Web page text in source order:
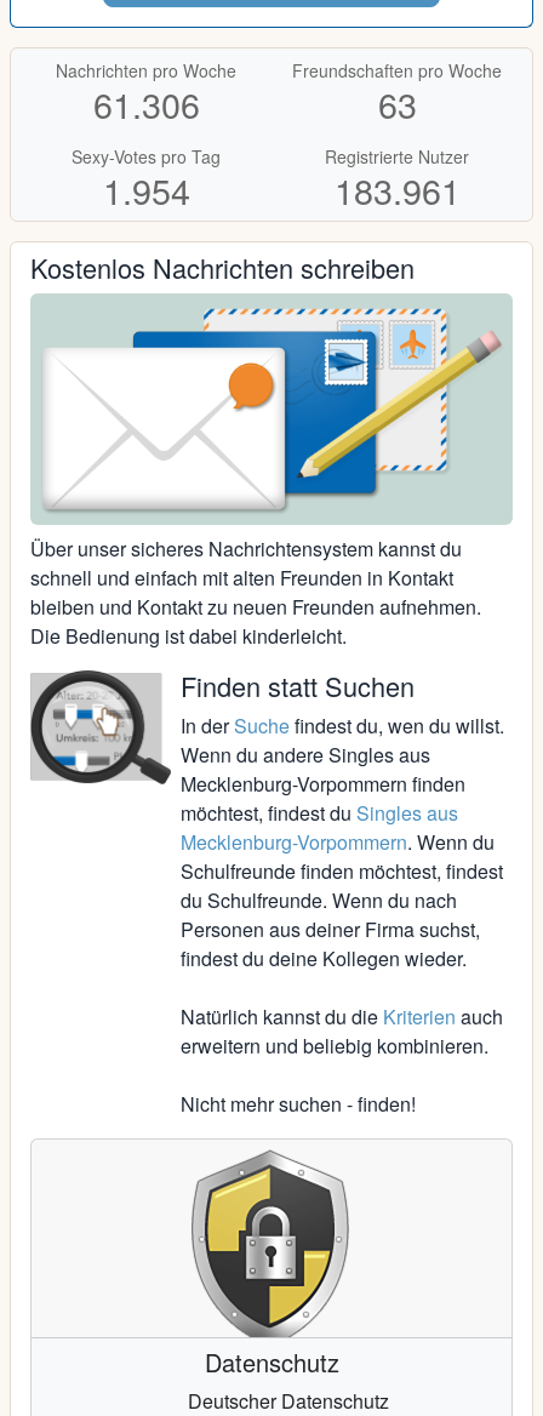
Nachrichten pro Woche
61.306
Freundschaften pro Woche
63
Sexy-Votes pro Tag
1.954
Registrierte Nutzer
183.961
Kostenlos Nachrichten schreiben
Über unser sicheres Nachrichtensystem kannst du
schnell und einfach mit alten Freunden in Kontakt
bleiben und Kontakt zu neuen Freunden aufnehmen.
Die Bedienung ist dabei kinderleicht.
Finden statt Suchen
In derSuchefindest du, wen du willst.
Wenn du andere Singles aus
Mecklenburg-Vorpommern finden
möchtest, findest du Singles aus
Mecklenburg-Vorpommern. Wenn du
Schulfreunde finden möchtest, findest
du Schulfreunde. Wenn du nach
Personen aus deiner Firma suchst,
findest du deine Kollegen wieder.
Natürlich kannst du die Kriterien auch
erweitern und beliebig kombinieren.
Nicht mehr suchen - finden!
Datenschutz
Deutscher Datenschutz